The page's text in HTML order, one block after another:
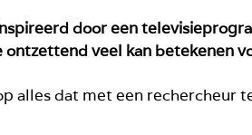
door een
ontzettend veel kan betekenen
alles dat met een rechercheur